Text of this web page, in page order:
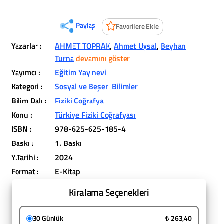
Paylaş Favorilere Ekle
Yazarlar : AHMET TOPRAK,Ahmet Uysal, Beyhan
Turnadevamını göster
Yayımcı :
Eğitim Yayınevi
Kategori :
Sosyal ve Beşeri Bilimler
Bilim Dalı :
Fiziki Coğrafya
Konu :
Türkiye Fiziki Coğrafyası
ISBN :
978-625-625-185-4
Baskı :
1. Baskı
Y.Tarihi :
2024
Format :
E-Kitap
Kiralama Seçenekleri
30 Günlük ₺ 263,40